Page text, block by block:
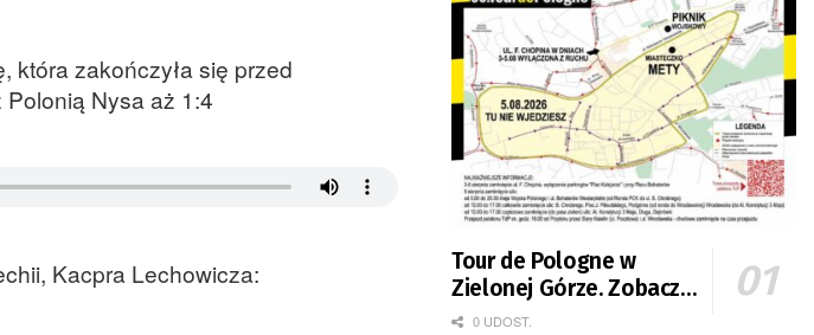
która zakończyła się przed
Nysa aż 1:4
Kacpra Lechowicza:
Tour de Pologne w
Zielonej Górze. Zobacz
zmiany w organizacji
0 UDOST.